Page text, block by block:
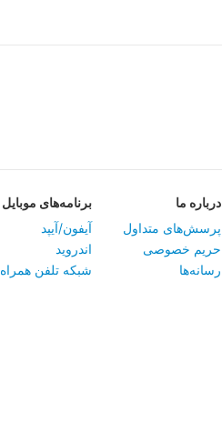
در‌باره ما
پرسش‌های متداول
حریم خصوصی
رسانه‌ها
برنامه‌های موبایل
آیفون/آیپد
اندروید
شبکه تلفن همراه